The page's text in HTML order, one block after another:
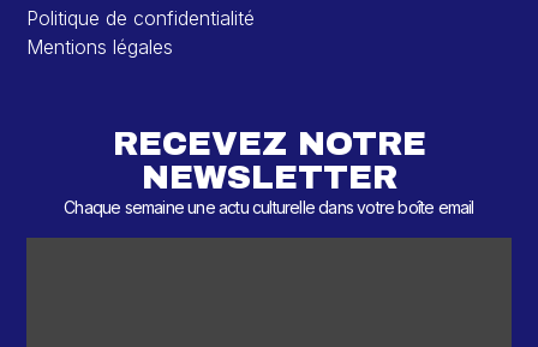
Politique de confidentialité
Mentions légales
RECEVEZ NOTRE
NEWSLETTER
Chaque semaine une actu culturelle dans votre boîte email